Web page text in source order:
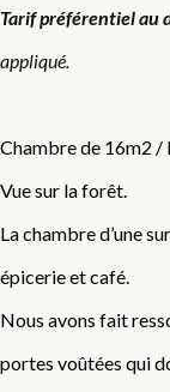
Tarif préférentiel au
appliqué.
Chambre de 16m2 /
Vue sur la forêt.
La chambre d’une
épicerie et café.
Nous avons fait
portes voûtées qui